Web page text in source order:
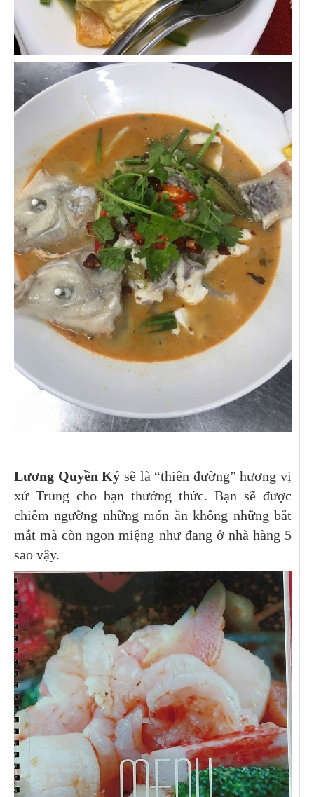
Lương Quyền Ký sẽ là “thiên đường” hương vị
xứ Trung cho bạn thưởng thức. Bạn sẽ được
chiêm ngưỡng những món ăn không những bắt
mắt mà còn ngon miệng như đang ở nhà hàng 5
sao vậy.